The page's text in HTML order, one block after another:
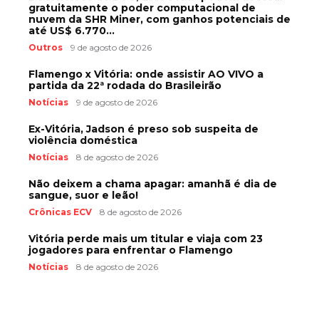
gratuitamente o poder computacional de
nuvem da SHR Miner, com ganhos potenciais de
até US$ 6.770...
Outros 9 de agosto de 2026
Flamengo x Vitória: onde assistir AO VIVO a
partida da 22ª rodada do Brasileirão
Notícias 9 de agosto de 2026
Ex-Vitória, Jadson é preso sob suspeita de
violência doméstica
Notícias 8 de agosto de 2026
Não deixem a chama apagar: amanhã é dia de
sangue, suor e leão!
Crônicas ECV 8 de agosto de 2026
Vitória perde mais um titular e viaja com 23
jogadores para enfrentar o Flamengo
Notícias 8 de agosto de 2026